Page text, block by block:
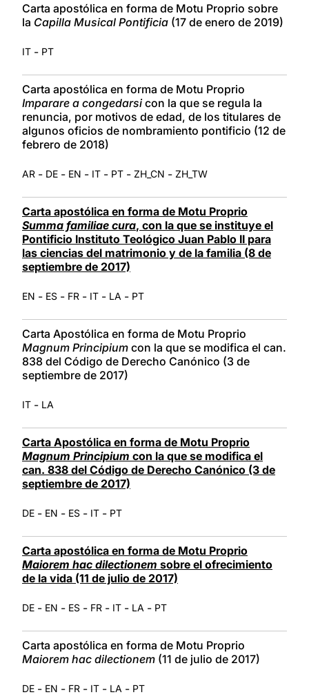
Carta apostólica en forma de Motu Proprio sobre
la Capilla Musical Pontificia (17 de enero de 2019)
IT - PT
Carta apostólica en forma de Motu Proprio
Imparare a congedarsicon la que se regula la
renuncia, por motivos de edad, de los titulares de
algunos oficios de nombramiento pontificio (12 de
febrero de 2018)
AR - DE - EN - IT - PT - ZH_CN - ZH_TW
Carta apostólica en forma de Motu Proprio
Summa familiae cura, con la que se instituye el
Pontificio Instituto Teológico Juan Pablo II para
las ciencias del matrimonio y de la familia (8 de
septiembre de 2017)
EN - ES - FR - IT - LA - PT
Carta Apostólica en forma de Motu Proprio
Magnum Principium con la que se modifica el can.
838 del Código de Derecho Canónico (3 de
septiembre de 2017)
IT - LA
Carta Apostólica en forma de Motu Proprio
Magnum Principium con la que se modifica el
can. 838 del Código de Derecho Canónico (3 de
septiembre de 2017)
DE - EN - ES - IT - PT
Carta apostólica en forma de Motu Proprio
Maiorem hac dilectionem sobre el ofrecimiento
de la vida (11 de julio de 2017)
DE - EN - ES - FR - IT - LA - PT
Carta apostólica en forma de Motu Proprio
Maiorem hac dilectionem (11 de julio de 2017)
DE - EN - FR - IT - LA - PT